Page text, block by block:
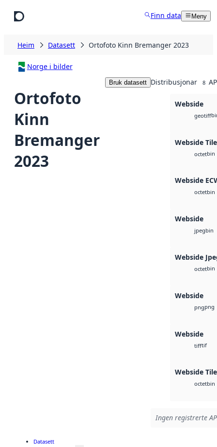
Finn data Meny
Heim Datasett Ortofoto Kinn Bremanger 2023
Norge i bilder
Ortofoto
Kinn
Bremanger
2023
Bruk datasett Distribusjonar 8
Webside
geotiff
Webside
octetbin
Webside
octetbin
Webside
jpegbin
Webside
octetbin
Webside
pngpng
Webside
tifftif
Webside
octetbin
Ingen registrerte
Datasett